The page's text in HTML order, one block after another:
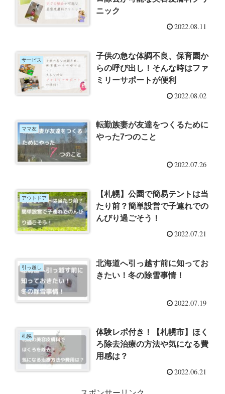
ニック
2022.08.11
サービス
子供の急な体調不良、保育園か
らの呼び出し！そんな時はファ
ミリーサポートが便利
2022.08.02
ママ友
転勤族妻が友達をつくるために
やった7つのこと
2022.07.26
アウトドア
【札幌】公園で簡易テントは当
たり前？簡単設営で子連れでの
んびり過ごそう！
2022.07.21
引っ越し
北海道へ引っ越す前に知ってお
きたい！冬の除雪事情！
2022.07.19
札幌
体験レポ付き！【札幌市】ほく
ろ除去治療の方法や気になる費
用感は？
2022.06.21